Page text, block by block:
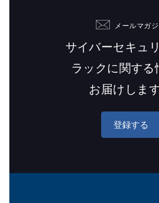
メールマガ
サイバーセキュ
ラックに関する
お届けします
登録する